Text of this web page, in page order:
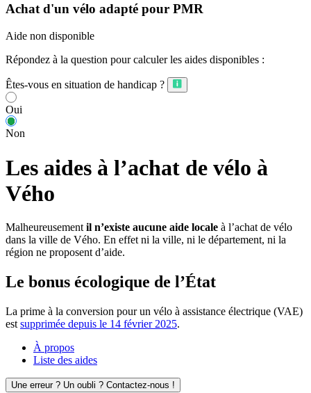
Achat d'un vélo adapté pour PMR
Aide non disponible
Répondez à la question pour calculer les aides disponibles :
Êtes-vous en situation de handicap ?
Oui
Non
Les aides à l’achat de vélo à
Vého
Malheureusement il n’existe aucune aide locale à l’achat de vélo
dans la ville de Vého. En effet ni la ville, ni le département, ni la
région ne proposent d’aide.
Le bonus écologique de l’État
La prime à la conversion pour un vélo à assistance électrique (VAE)
est supprimée depuis le 14 février 2025.
À propos
Liste des aides
Une erreur ? Un oubli ? Contactez-nous !